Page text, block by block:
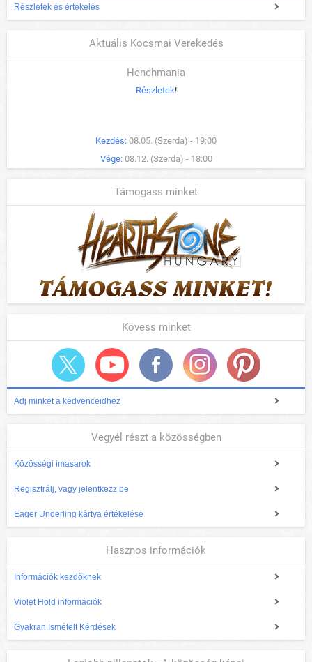
Részletek és értékelés
Aktuális Kocsmai Verekedés
Henchmania
Részletek!
Kezdés: 08.05. (Szerda) - 19:00
Vége: 08.12. (Szerda) - 18:00
Támogass minket
Kövess minket
Adj minket a kedvenceidhez
Vegyél részt a közösségben
Közösségi imasarok
Regisztrálj, vagy jelentkezz be
Eager Underling kártya értékelése
Hasznos információk
Információk kezdőknek
Violet Hold információk
Gyakran Ismételt Kérdések